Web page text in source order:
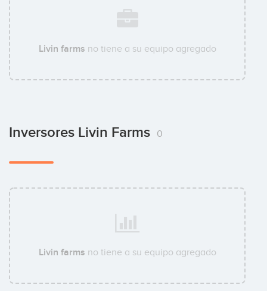
Livin farms no tiene a su equipo agregado
Inversores Livin Farms 0
Livin farms no tiene a su equipo agregado